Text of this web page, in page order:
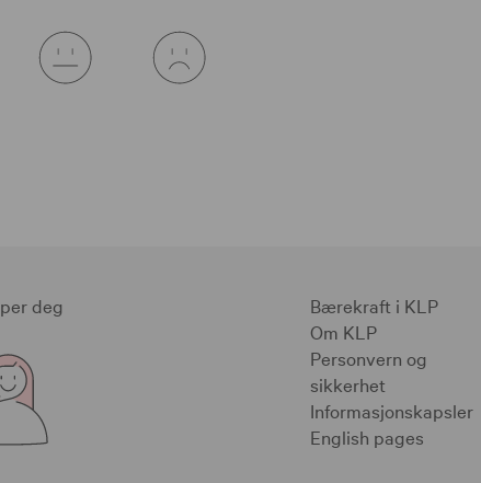
deg
Bærekraft i KLP
Om KLP
Personvern og
sikkerhet
Informasjonskapsler
English pages